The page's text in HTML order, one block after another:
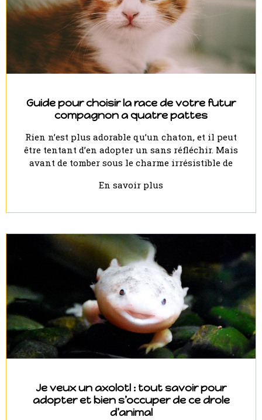
Guide pour choisir la race de votre futur
compagnon a quatre pattes
Rien n’est plus adorable qu’un chaton, et il peut
être tentant d’en adopter un sans réfléchir. Mais
avant de tomber sous le charme irrésistible de
En savoir plus
Je veux un axolotl : tout savoir pour
adopter et bien s’occuper de ce drole
d’animal